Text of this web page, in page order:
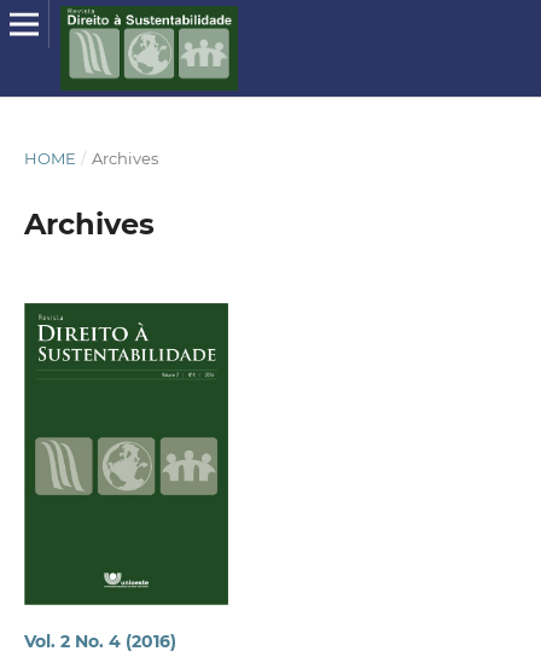
HOME / Archives
Archives
Vol. 2 No. 4 (2016)